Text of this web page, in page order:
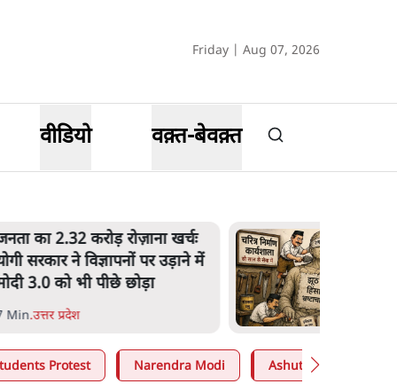
Friday | Aug 07, 2026
वीडियो वक़्त-बेवक़्त
उलटबांसीः राष्ट्र के चरित्र की मरम्मत
जारी है
11 Min.व्यंग्य/उलटबाँसी
Protest Narendra Modi Ashutosh Ki Baat